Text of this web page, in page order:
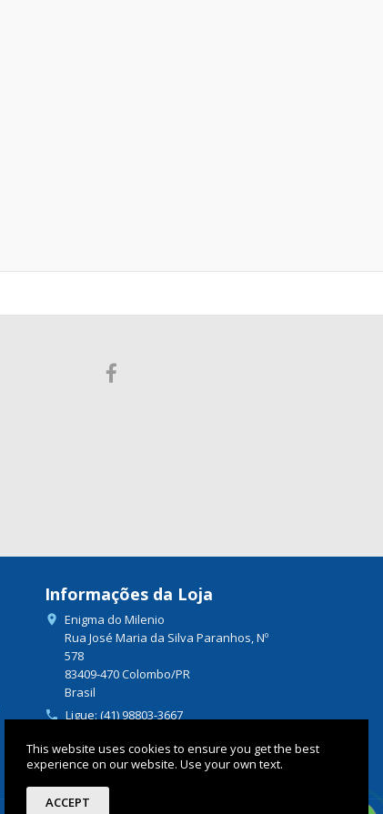
Informações da Loja
 Enigma do Milenio
Rua José Maria da Silva Paranhos, Nº
578
83409-470 Colombo/PR
Brasil
 Ligue: (41) 98803-3667
 Envie um e-mail:
mail@enigmadomilenio.com.br
This website uses cookies to ensure you get the best
experience on our website. Use your own text.
ACCEPT